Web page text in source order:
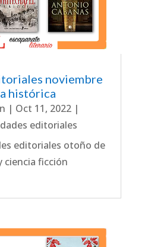
noviembre
histórica
| Oct 11, 2022|
editoriales
editoriales otoño de
ciencia ficción